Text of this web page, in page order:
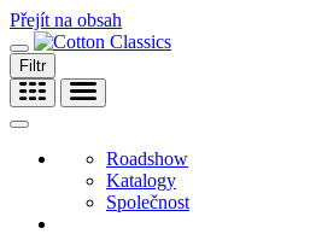
Přejít na obsah
Filtr
Roadshow
Katalogy
Společnost